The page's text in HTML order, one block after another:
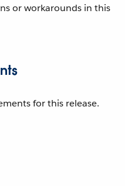
or workarounds in this
for this release.